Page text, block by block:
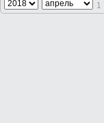
1